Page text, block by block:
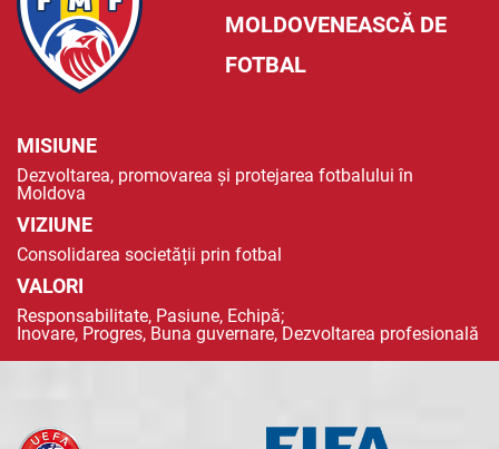
MOLDOVENEASCĂ DE
FOTBAL
MISIUNE
Dezvoltarea, promovarea și protejarea fotbalului în
Moldova
VIZIUNE
Consolidarea societății prin fotbal
VALORI
Responsabilitate, Pasiune, Echipă;
Inovare, Progres, Buna guvernare, Dezvoltarea profesională